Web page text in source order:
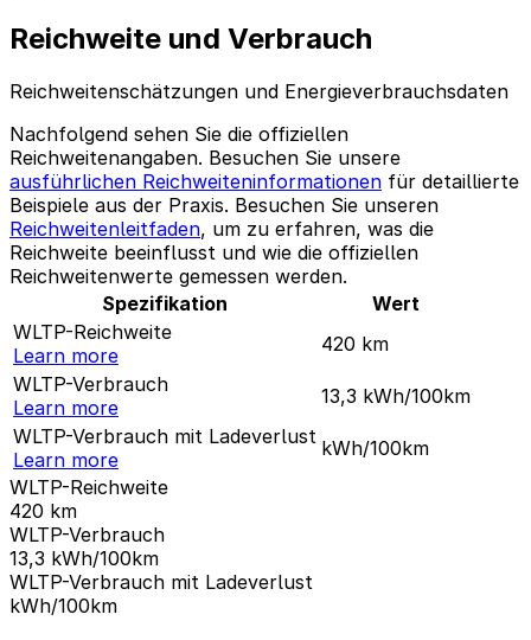
Reichweite und Verbrauch
Reichweitenschätzungen und Energieverbrauchsdaten
Nachfolgend sehen Sie die offiziellen
Reichweitenangaben. Besuchen Sie unsere
ausführlichen Reichweiteninformationen für detaillierte
Beispiele aus der Praxis. Besuchen Sie unseren
Reichweitenleitfaden, um zu erfahren, was die
Reichweite beeinflusst und wie die offiziellen
Reichweitenwerte gemessen werden.
Spezifikation
Wert
WLTP-Reichweite
Learn more
420 km
WLTP-Verbrauch
Learn more
13,3 kWh/100km
WLTP-Verbrauch mit Ladeverlust
Learn more
kWh/100km
WLTP-Reichweite
420 km
WLTP-Verbrauch
13,3 kWh/100km
WLTP-Verbrauch mit Ladeverlust
kWh/100km